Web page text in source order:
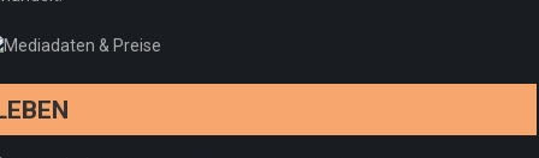
drei neue Specials zur Fußball-WM